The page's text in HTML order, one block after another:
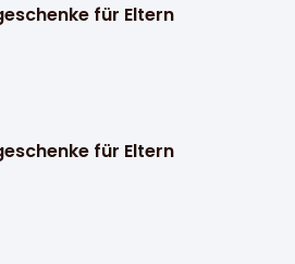
für Eltern
für Eltern